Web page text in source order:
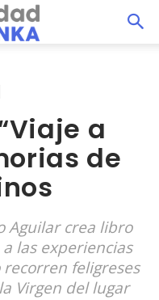
a
de
Aguilar crea libro
las experiencias
feligreses
Virgen del lugar